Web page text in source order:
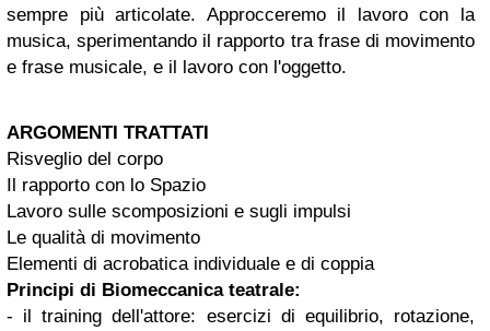
sempre più articolate. Approcceremo il lavoro con la
musica, sperimentando il rapporto tra frase di movimento
e frase musicale, e il lavoro con l'oggetto.
ARGOMENTI TRATTATI
Risveglio del corpo
Il rapporto con lo Spazio
Lavoro sulle scomposizioni e sugli impulsi
Le qualità di movimento
Elementi di acrobatica individuale e di coppia
Principi di Biomeccanica teatrale:
- il training dell'attore: esercizi di equilibrio, rotazione,